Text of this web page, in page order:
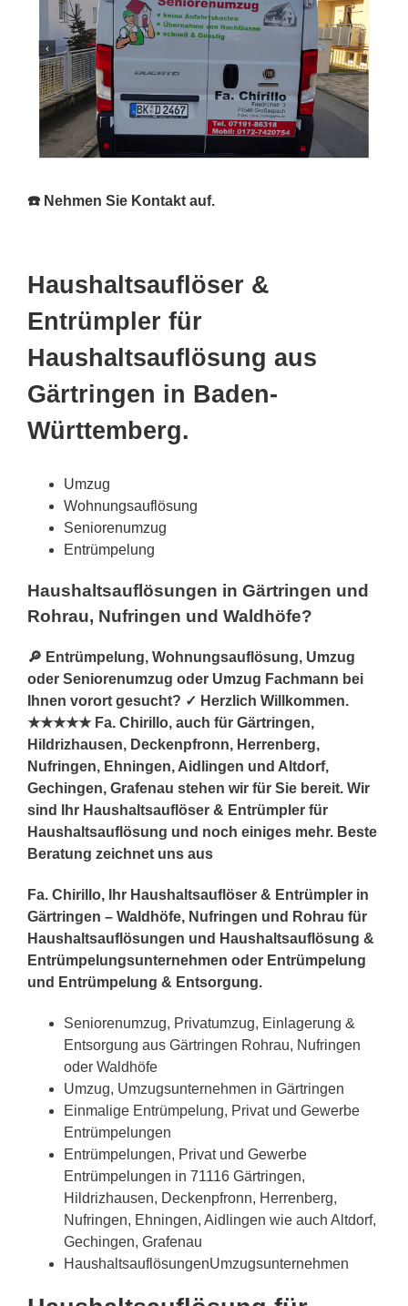
☎️ Nehmen Sie Kontakt auf.
Haushaltsauflöser &
Entrümpler für
Haushaltsauflösung aus
Gärtringen in Baden-
Württemberg.
Umzug
Wohnungsauflösung
Seniorenumzug
Entrümpelung
Haushaltsauflösungen in Gärtringen und
Rohrau, Nufringen und Waldhöfe?
🔎 Entrümpelung, Wohnungsauflösung, Umzug
oder Seniorenumzug oder Umzug Fachmann bei
Ihnen vorort gesucht? ✓ Herzlich Willkommen.
★★★★★ Fa. Chirillo, auch für Gärtringen,
Hildrizhausen, Deckenpfronn, Herrenberg,
Nufringen, Ehningen, Aidlingen und Altdorf,
Gechingen, Grafenau stehen wir für Sie bereit. Wir
sind Ihr Haushaltsauflöser & Entrümpler für
Haushaltsauflösung und noch einiges mehr. Beste
Beratung zeichnet uns aus
Fa. Chirillo, Ihr Haushaltsauflöser & Entrümpler in
Gärtringen – Waldhöfe, Nufringen und Rohrau für
Haushaltsauflösungen und Haushaltsauflösung &
Entrümpelungsunternehmen oder Entrümpelung
und Entrümpelung & Entsorgung.
Seniorenumzug, Privatumzug, Einlagerung &
Entsorgung aus Gärtringen Rohrau, Nufringen
oder Waldhöfe
Umzug, Umzugsunternehmen in Gärtringen
Einmalige Entrümpelung, Privat und Gewerbe
Entrümpelungen
Entrümpelungen, Privat und Gewerbe
Entrümpelungen in 71116 Gärtringen,
Hildrizhausen, Deckenpfronn, Herrenberg,
Nufringen, Ehningen, Aidlingen wie auch Altdorf,
Gechingen, Grafenau
HaushaltsauflösungenUmzugsunternehmen